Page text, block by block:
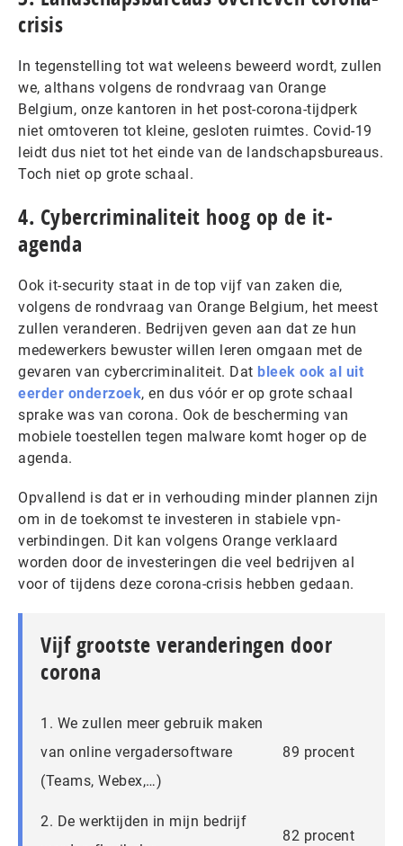
crisis
In tegenstelling tot wat weleens beweerd wordt, zullen
we, althans volgens de rondvraag van Orange
Belgium, onze kantoren in het post-corona-tijdperk
niet omtoveren tot kleine, gesloten ruimtes. Covid-19
leidt dus niet tot het einde van de landschapsbureaus.
Toch niet op grote schaal.
4. Cybercriminaliteit hoog op de it-
agenda
Ook it-security staat in de top vijf van zaken die,
volgens de rondvraag van Orange Belgium, het meest
zullen veranderen. Bedrijven geven aan dat ze hun
medewerkers bewuster willen leren omgaan met de
gevaren van cybercriminaliteit. Dat bleek ook al uit
eerder onderzoek, en dus vóór er op grote schaal
sprake was van corona. Ook de bescherming van
mobiele toestellen tegen malware komt hoger op de
agenda.
Opvallend is dat er in verhouding minder plannen zijn
om in de toekomst te investeren in stabiele vpn-
verbindingen. Dit kan volgens Orange verklaard
worden door de investeringen die veel bedrijven al
voor of tijdens deze corona-crisis hebben gedaan.
Vijf grootste veranderingen door
corona
1. We zullen meer gebruik maken
van online vergadersoftware
(Teams, Webex,…)
89 procent
2. De werktijden in mijn bedrijf
82 procent